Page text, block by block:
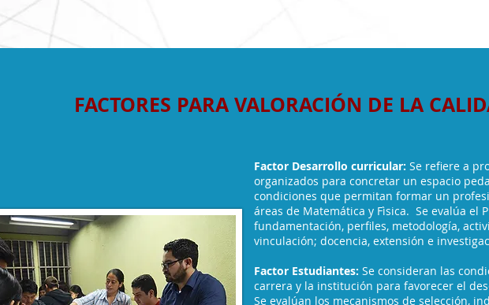
FACTORES PARA VALORACIÓN DE LA
Factor Desarrollo curricular: Se refiere a
organizados para concretar un espacio
condiciones que permitan formar un
áreas de Matemática y Fìsica. Se evalúa el
fundamentación, perfiles, metodología,
vinculación; docencia, extensión e
Factor Estudiantes: Se consideran las
carrera y la institución para favorecer el
Se evalúan los mecanismos de selección,